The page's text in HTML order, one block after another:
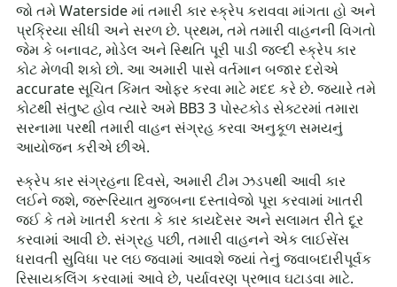
જો તમે Waterside માં તમારી કાર સ્ક્રેપ કરાવવા માંગતા હો અને
પ્રક્રિયા સીધી અને સરળ છે. પ્રથમ, તમે તમારી વાહનની વિગતો
જેમ કે બનાવટ, મોડેલ અને સ્થિતિ પૂરી પાડી જલ્દી સ્ક્રેપ કાર
કોટ મેળવી શકો છો. આ અમારી પાસે વર્તમાન બજાર દરોએ
accurate સૂચિત કિંમત ઓફર કરવા માટે મદદ કરે છે. જ્યારે તમે
કોટથી સંતુષ્ટ હોવ ત્યારે અમે BB3 3 પોસ્ટકોડ સેક્ટરમાં તમારા
સરનામા પરથી તમારી વાહન સંગ્રહ કરવા અનુકૂળ સમયનું
આયોજન કરીએ છીએ.
સ્ક્રેપ કાર સંગ્રહના દિવસે, અમારી ટીમ ઝડપથી આવી કાર
લઈને જશે, જરૂરિયાત મુજબના દસ્તાવેજો પૂરા કરવામાં ખાતરી
જઈ કે તમે ખાતરી કરતા કે કાર કાયદેસર અને સલામત રીતે દૂર
કરવામાં આવી છે. સંગ્રહ પછી, તમારી વાહનને એક લાઈસેંસ
ધરાવતી સુવિધા પર લઇ જવામાં આવશે જ્યાં તેનું જવાબદારીપૂર્વક
રિસાયકલિંગ કરવામાં આવે છે, પર્યાવરણ પ્રભાવ ઘટાડવા માટે.